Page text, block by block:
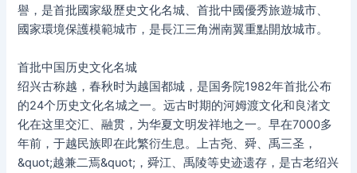
譽，是首批國家級歷史文化名城、首批中國優秀旅遊城市、
國家環境保護模範城市，是長江三角洲南翼重點開放城市。
首批中国历史文化名城
绍兴古称越，春秋时为越国都城，是国务院1982年首批公布
的24个历史文化名城之一。远古时期的河姆渡文化和良渚文
化在这里交汇、融贯，为华夏文明发祥地之一。早在7000多
年前，于越民族即在此繁衍生息。上古尧、舜、禹三圣，
&quot;越兼二焉&quot;，舜江、禹陵等史迹遗存，是古老绍兴